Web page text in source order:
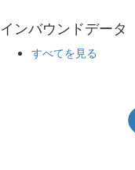
インバウンドデータ
すべてを見る